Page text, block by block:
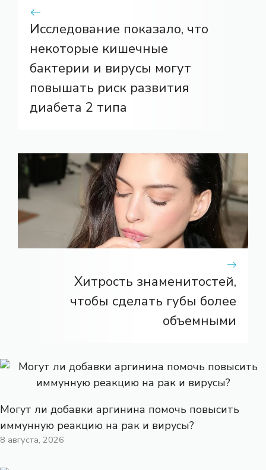
Исследование показало, что
некоторые кишечные
бактерии и вирусы могут
повышать риск развития
диабета 2 типа
Хитрость знаменитостей,
чтобы сделать губы более
объемными
Могут ли добавки аргинина помочь повысить
иммунную реакцию на рак и вирусы?
8 августа, 2026